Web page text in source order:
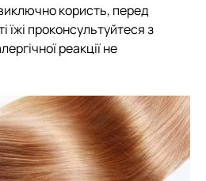
користь, перед
їжі проконсультуйтеся з
реакції не